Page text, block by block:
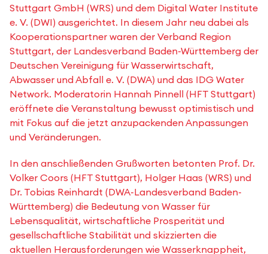
Stuttgart GmbH (WRS) und dem Digital Water Institute
e. V. (DWI) ausgerichtet. In diesem Jahr neu dabei als
Kooperationspartner waren der Verband Region
Stuttgart, der Landesverband Baden-Württemberg der
Deutschen Vereinigung für Wasserwirtschaft,
Abwasser und Abfall e. V. (DWA) und das IDG Water
Network. Moderatorin Hannah Pinnell (HFT Stuttgart)
eröffnete die Veranstaltung bewusst optimistisch und
mit Fokus auf die jetzt anzupackenden Anpassungen
und Veränderungen.
In den anschließenden Grußworten betonten Prof. Dr.
Volker Coors (HFT Stuttgart), Holger Haas (WRS) und
Dr. Tobias Reinhardt (DWA-Landesverband Baden-
Württemberg) die Bedeutung von Wasser für
Lebensqualität, wirtschaftliche Prosperität und
gesellschaftliche Stabilität und skizzierten die
aktuellen Herausforderungen wie Wasserknappheit,